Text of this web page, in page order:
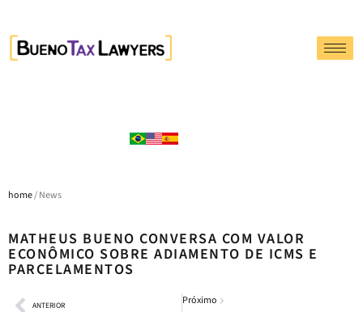
home/ News
MATHEUS BUENO CONVERSA COM VALOR
ECONÔMICO SOBRE ADIAMENTO DE ICMS E
PARCELAMENTOS
ANTERIOR Próximo